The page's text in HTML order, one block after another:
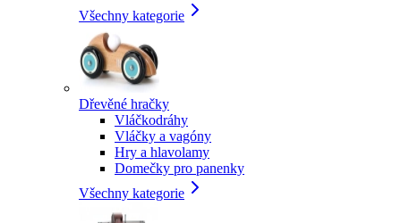
Všechny kategorie
Dřevěné hračky
Vláčkodráhy
Vláčky a vagóny
Hry a hlavolamy
Domečky pro panenky
Všechny kategorie